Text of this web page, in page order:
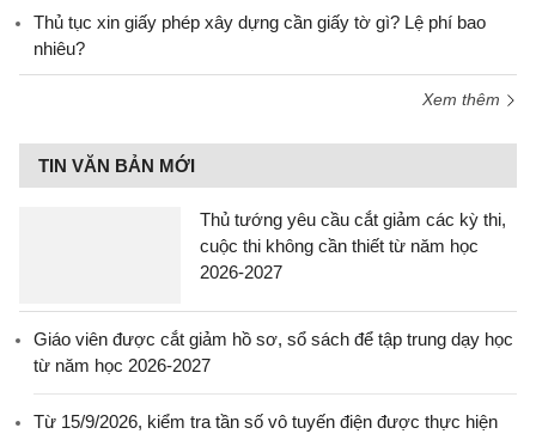
Thủ tục xin giấy phép xây dựng cần giấy tờ gì? Lệ phí bao
nhiêu?
Xem thêm
TIN VĂN BẢN MỚI
Thủ tướng yêu cầu cắt giảm các kỳ thi,
cuộc thi không cần thiết từ năm học
2026-2027
Giáo viên được cắt giảm hồ sơ, sổ sách để tập trung dạy học
từ năm học 2026-2027
Từ 15/9/2026, kiểm tra tần số vô tuyến điện được thực hiện